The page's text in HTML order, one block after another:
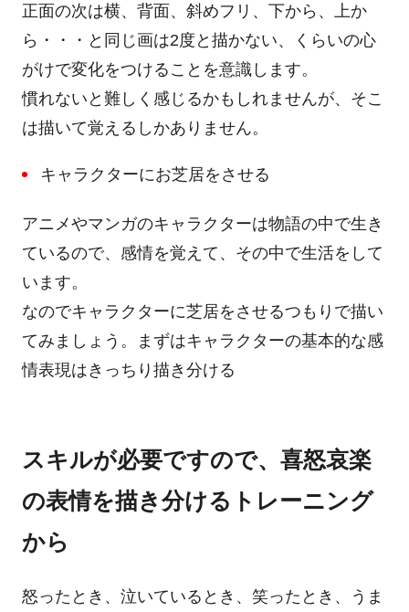
正面の次は横、背面、斜めフリ、下から、上か
ら・・・と同じ画は2度と描かない、くらいの心
がけで変化をつけることを意識します。
慣れないと難しく感じるかもしれませんが、そこ
は描いて覚えるしかありません。
キャラクターにお芝居をさせる
アニメやマンガのキャラクターは物語の中で生き
ているので、感情を覚えて、その中で生活をして
います。
なのでキャラクターに芝居をさせるつもりで描い
てみましょう。まずはキャラクターの基本的な感
情表現はきっちり描き分ける
スキルが必要ですので、喜怒哀楽
の表情を描き分けるトレーニング
から
怒ったとき、泣いているとき、笑ったとき、うま